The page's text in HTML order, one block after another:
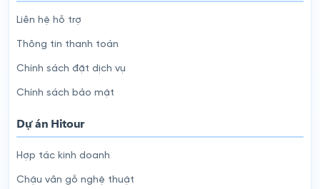
Liên hệ hỗ trợ
Thông tin thanh toán
Chính sách đặt dịch vụ
Chính sách bảo mật
Dự án Hitour
Hợp tác kinh doanh
Chậu vân gỗ nghệ thuật